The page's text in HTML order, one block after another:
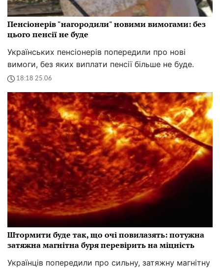
Пенсіонерів "нагородили" новими вимогами: без
цього пенсії не буде
Українських пенсіонерів попередили про нові
вимоги, без яких виплати пенсії більше не буде.
18:18 25.06
Штормити буде так, що очі повилазять: потужна
затяжна магнітна буря перевірить на міцність
Українців попередили про сильну, затяжну магнітну